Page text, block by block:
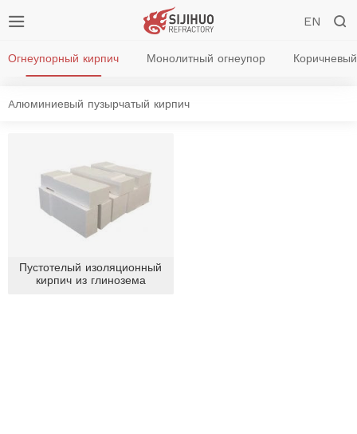
 EN 
Огнеупорный кирпич Монолитный огнеупор
Aлюминиевый пузырчатый кирпич
Пустотелый изоляционный
кирпич из глинозема